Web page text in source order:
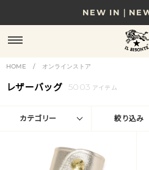
8/17(月)10時まで｜税込
贈る相手やシーンから選べ
NEW IN｜
HOME / オンラインストア
レザーバッグ 5003 アイテム
カテゴリー 絞り込み